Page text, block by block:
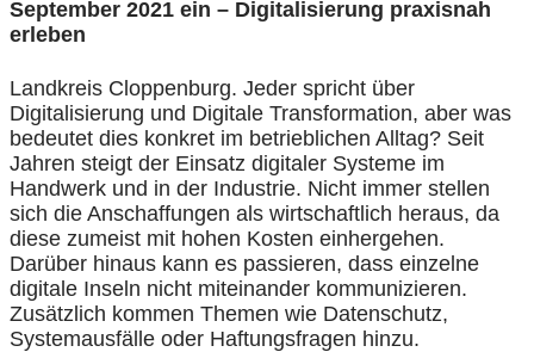
September 2021 ein – Digitalisierung praxisnah
erleben
Landkreis Cloppenburg. Jeder spricht über
Digitalisierung und Digitale Transformation, aber was
bedeutet dies konkret im betrieblichen Alltag? Seit
Jahren steigt der Einsatz digitaler Systeme im
Handwerk und in der Industrie. Nicht immer stellen
sich die Anschaffungen als wirtschaftlich heraus, da
diese zumeist mit hohen Kosten einhergehen.
Darüber hinaus kann es passieren, dass einzelne
digitale Inseln nicht miteinander kommunizieren.
Zusätzlich kommen Themen wie Datenschutz,
Systemausfälle oder Haftungsfragen hinzu.